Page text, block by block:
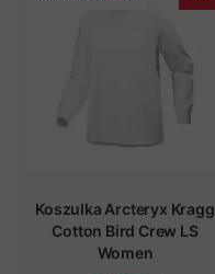
Koszulka Arcteryx Kragg
Cotton Bird Crew LS
Women